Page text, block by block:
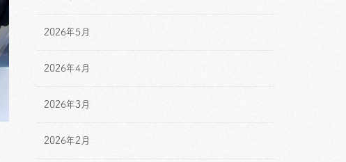
2026年5月
2026年4月
2026年3月
2026年2月